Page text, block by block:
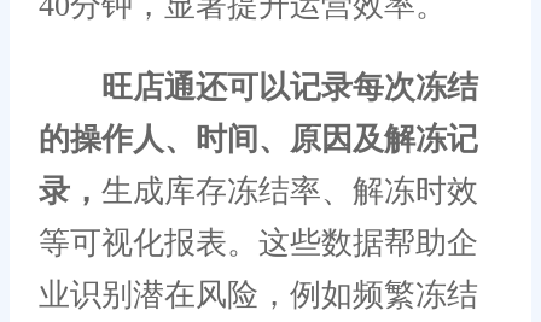
旺店通还可以记录每次冻结
的操作人、时间、原因及解冻记
录， 生成库存冻结率、解冻时效
等可视化报表。这些数据帮助企
业识别潜在风险，例如频繁冻结